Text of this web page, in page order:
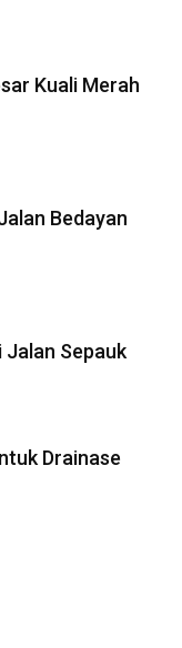
Kuali Merah
Bedayan
Jalan Sepauk
Drainase